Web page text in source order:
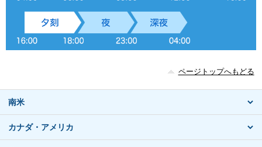
ページトップへもどる
南米
カナダ・アメリカ